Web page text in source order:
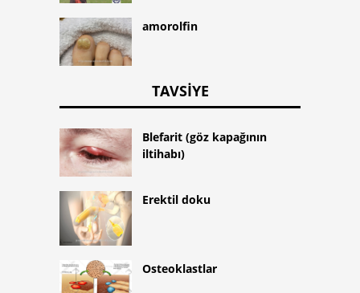
amorolfin
TAVSIYE
Blefarit (göz kapağının
iltihabı)
Erektil doku
Osteoklastlar